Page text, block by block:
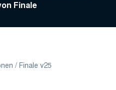
Finale
Finale v25